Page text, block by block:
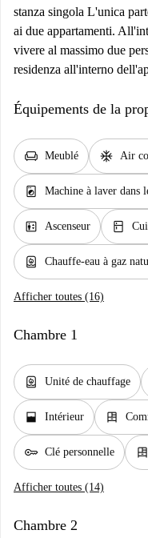
stanza singola L'unica
ai due appartamenti.
vivere al massimo due
residenza all'interno
Équipements de la
chair Meublé ac_unit Air
local_laundry_service Machine à laver dans
elevator Ascenseur kitchen
water_heater Chauffe-eau à gaz
Afficher toutes (16)
Chambre 1
water_heater Unité de chauffage
window_open Intérieur dresser
key Clé personnelle dresser
Afficher toutes (14)
Chambre 2